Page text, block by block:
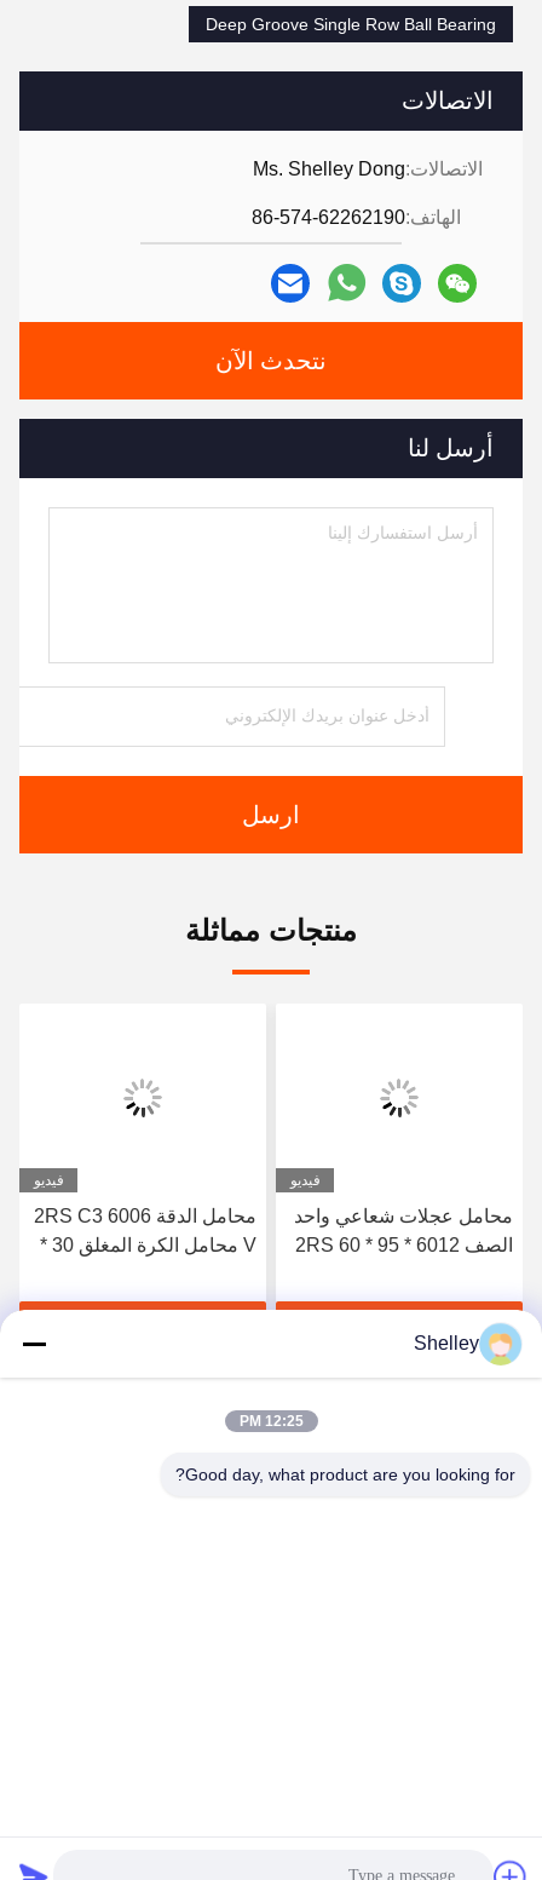
الاتصالات
الاتصالات:Ms. Shelley Dong
الهاتف:86-574-62262190
نتحدث الآن
أرسل لنا
ارسل
Deep Groove Single Row Ball Bearing
منتجات مماثلة
فيديو
محامل عجلات شعاعي واحد
الصف 6012 2RS 60 * 95 *
احصل على أفضل سعر
فيديو
محامل الدقة 6006 2RS C3
V محامل الكرة المغلق 30 *
Shelley
12:25 PM
Good day, what product are you looking for?